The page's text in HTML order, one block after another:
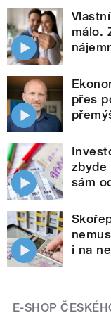
málo.
přes
zbyde
sám
i na
E-SHOP